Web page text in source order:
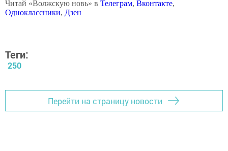
Читай «Волжскую новь» в Телеграм, Вконтакте,
Одноклассники, Дзен
Теги:
250
Перейти на страницу новости